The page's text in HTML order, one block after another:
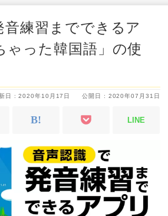
音練習までできるア
ゃった韓国語」の使
公開日 : 2020年07月31日
日 : 2020年10月17日
LINE